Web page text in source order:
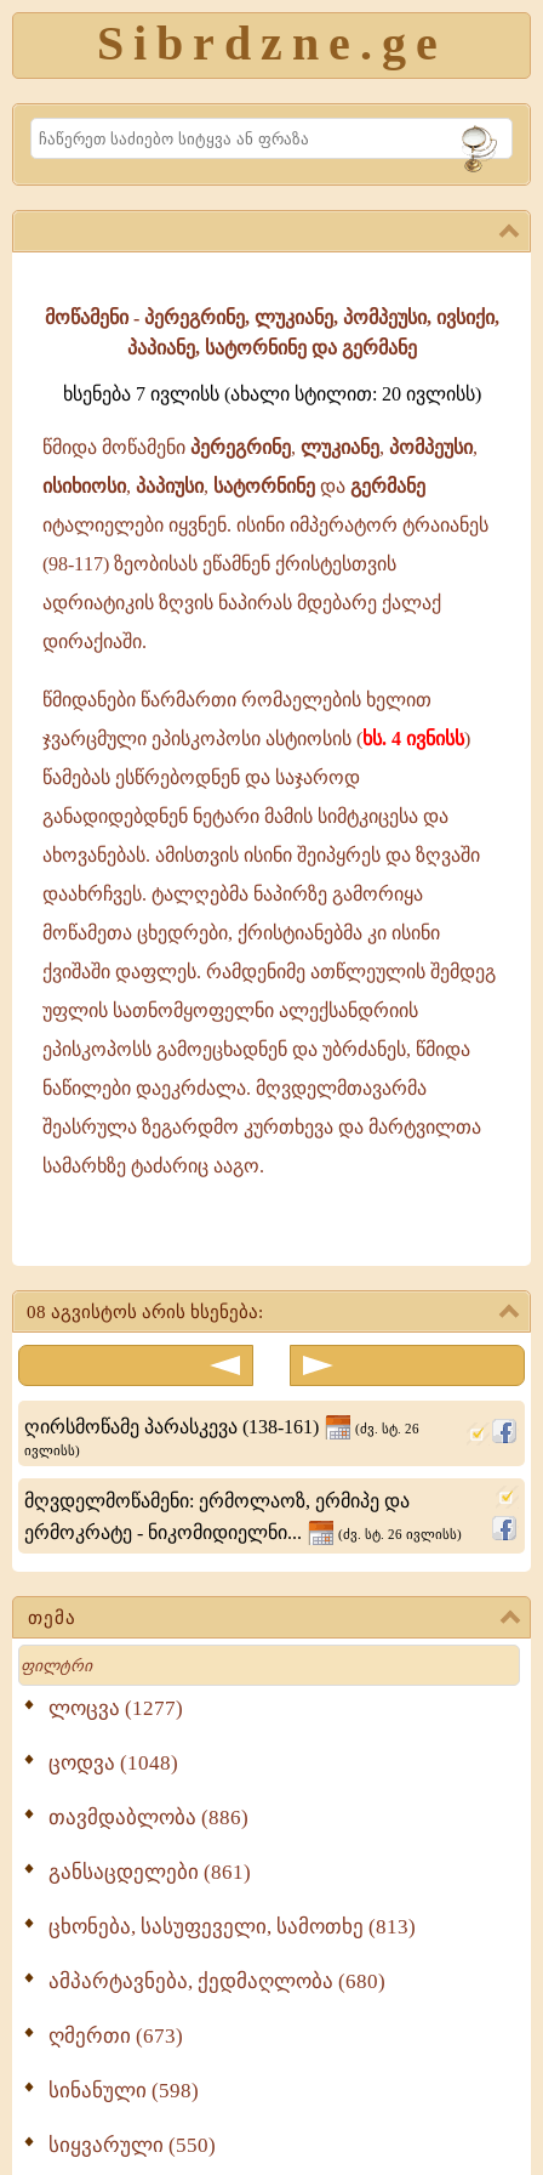
Sibrdzne.ge
Search
თემა
Search
ლოცვა (1277)
ცოდვა (1048)
თავმდაბლობა (886)
განსაცდელები (861)
ცხონება, სასუფეველი, სამოთხე (813)
ამპარტავნება, ქედმაღლობა (680)
ღმერთი (673)
სინანული (598)
სიყვარული (550)
მოწამენი - პერეგრინე, ლუკიანე, პომპეუსი, ივსიქი,
პაპიანე, სატორნინე და გერმანე
ხსენება 7 ივლისს (ახალი სტილით: 20 ივლისს)
წმიდა მოწამენი პერეგრინე, ლუკიანე, პომპეუსი,
ისიხიოსი, პაპიუსი, სატორნინე და გერმანე
იტალიელები იყვნენ. ისინი იმპერატორ ტრაიანეს
(98-117) ზეობისას ეწამნენ ქრისტესთვის
ადრიატიკის ზღვის ნაპირას მდებარე ქალაქ
დირაქიაში.
წმიდანები წარმართი რომაელების ხელით
ჯვარცმული ეპისკოპოსი ასტიოსის (ხს. 4 ივნისს)
წამებას ესწრებოდნენ და საჯაროდ
განადიდებდნენ ნეტარი მამის სიმტკიცესა და
ახოვანებას. ამისთვის ისინი შეიპყრეს და ზღვაში
დაახრჩვეს. ტალღებმა ნაპირზე გამორიყა
მოწამეთა ცხედრები, ქრისტიანებმა კი ისინი
ქვიშაში დაფლეს. რამდენიმე ათწლეულის შემდეგ
უფლის სათნომყოფელნი ალექსანდრიის
ეპისკოპოსს გამოეცხადნენ და უბრძანეს, წმიდა
ნაწილები დაეკრძალა. მღვდელმთავარმა
შეასრულა ზეგარდმო კურთხევა და მარტვილთა
სამარხზე ტაძარიც ააგო.
პერეგრინე,
პომპეუსი,
ივსიქი,
პაპიანე,
სატორნინე
და
გერმანე
08 აგვისტოს არის ხსენება:
ღირსმოწამე პარასკევა (138-161)
(ძვ. სტ. 26
ივლისს)
მღვდელმოწამენი: ერმოლაოზ, ერმიპე და
ერმოკრატე - ნიკომიდიელნი...
(ძვ. სტ. 26 ივლისს)